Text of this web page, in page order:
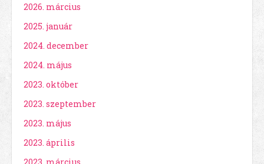
2026. március
2025. január
2024. december
2024. május
2023. október
2023. szeptember
2023. május
2023. április